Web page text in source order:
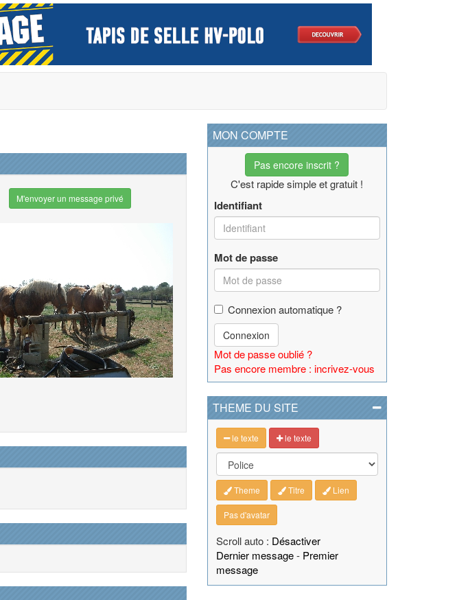
M'envoyer un message privé
MON COMPTE
Pas encore inscrit ?
C'est rapide simple et gratuit !
Identifiant
Mot de passe
Connexion automatique ?
Connexion
Mot de passe oublié ?
Pas encore membre : incrivez-vous
THEME DU SITE
le texte le texte
Theme Titre Lien
Pas d'avatar
Scroll auto : Désactiver
Dernier message- Premier
message